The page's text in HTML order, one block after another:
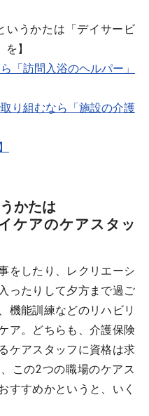
うかたは「デイサービ
】
「訪問入浴のヘルパー」
り組むなら「施設の介護
かたは
ケアのケアスタッ
をしたり、レクリエーシ
ったりして夕方まで過ご
機能訓練などのリハビリ
ア。どちらも、介護保険
ケアスタッフに資格は求
この2つの職場のケアス
すすめかというと、いく